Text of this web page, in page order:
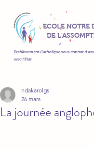
ECOLE NOTRE
DE
Etablissement Catholique sous contrat
avec l’Etat
La journée
ndakarolgs
26 mars